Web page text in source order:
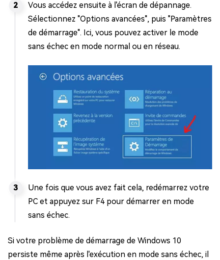
Vous accédez ensuite à l'écran de dépannage.
Sélectionnez "Options avancées", puis "Paramètres
de démarrage". Ici, vous pouvez activer le mode
sans échec en mode normal ou en réseau.
Une fois que vous avez fait cela, redémarrez votre
PC et appuyez sur F4 pour démarrer en mode
sans échec.
Si votre problème de démarrage de Windows 10
persiste même après l'exécution en mode sans échec, il